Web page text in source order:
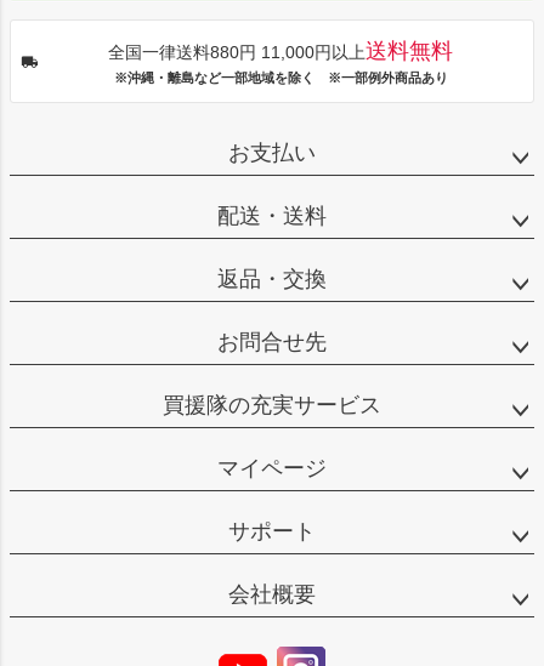
全国一律送料880円 11,000円以上送料無料
※沖縄・離島など一部地域を除く ※一部例外商品あり
お支払い
配送・送料
返品・交換
お問合せ先
買援隊の充実サービス
マイページ
サポート
会社概要